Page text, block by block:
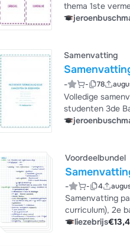
thema 1ste vermelding (zie theorie) ️ Ontworpen om
Samenvatting
- - 78
Volledige
studenten 3de Ba
syllabus & opnames ️ Hoofdstukken gegroepeerd in overkoepelende thema's en besproken in sets
Voordeelbundel
- - 4
Samenvatting
curriculum), 2e
liezebrijs